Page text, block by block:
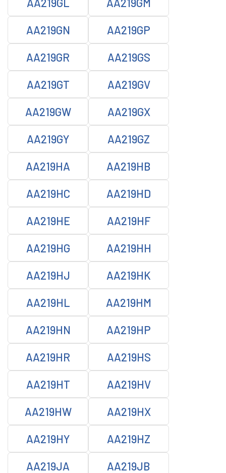
AA219GN AA219GP
AA219GR AA219GS
AA219GT AA219GV
AA219GW AA219GX
AA219GY AA219GZ
AA219HA AA219HB
AA219HC AA219HD
AA219HE AA219HF
AA219HG AA219HH
AA219HJ AA219HK
AA219HL AA219HM
AA219HN AA219HP
AA219HR AA219HS
AA219HT AA219HV
AA219HW AA219HX
AA219HY AA219HZ
AA219JA AA219JB